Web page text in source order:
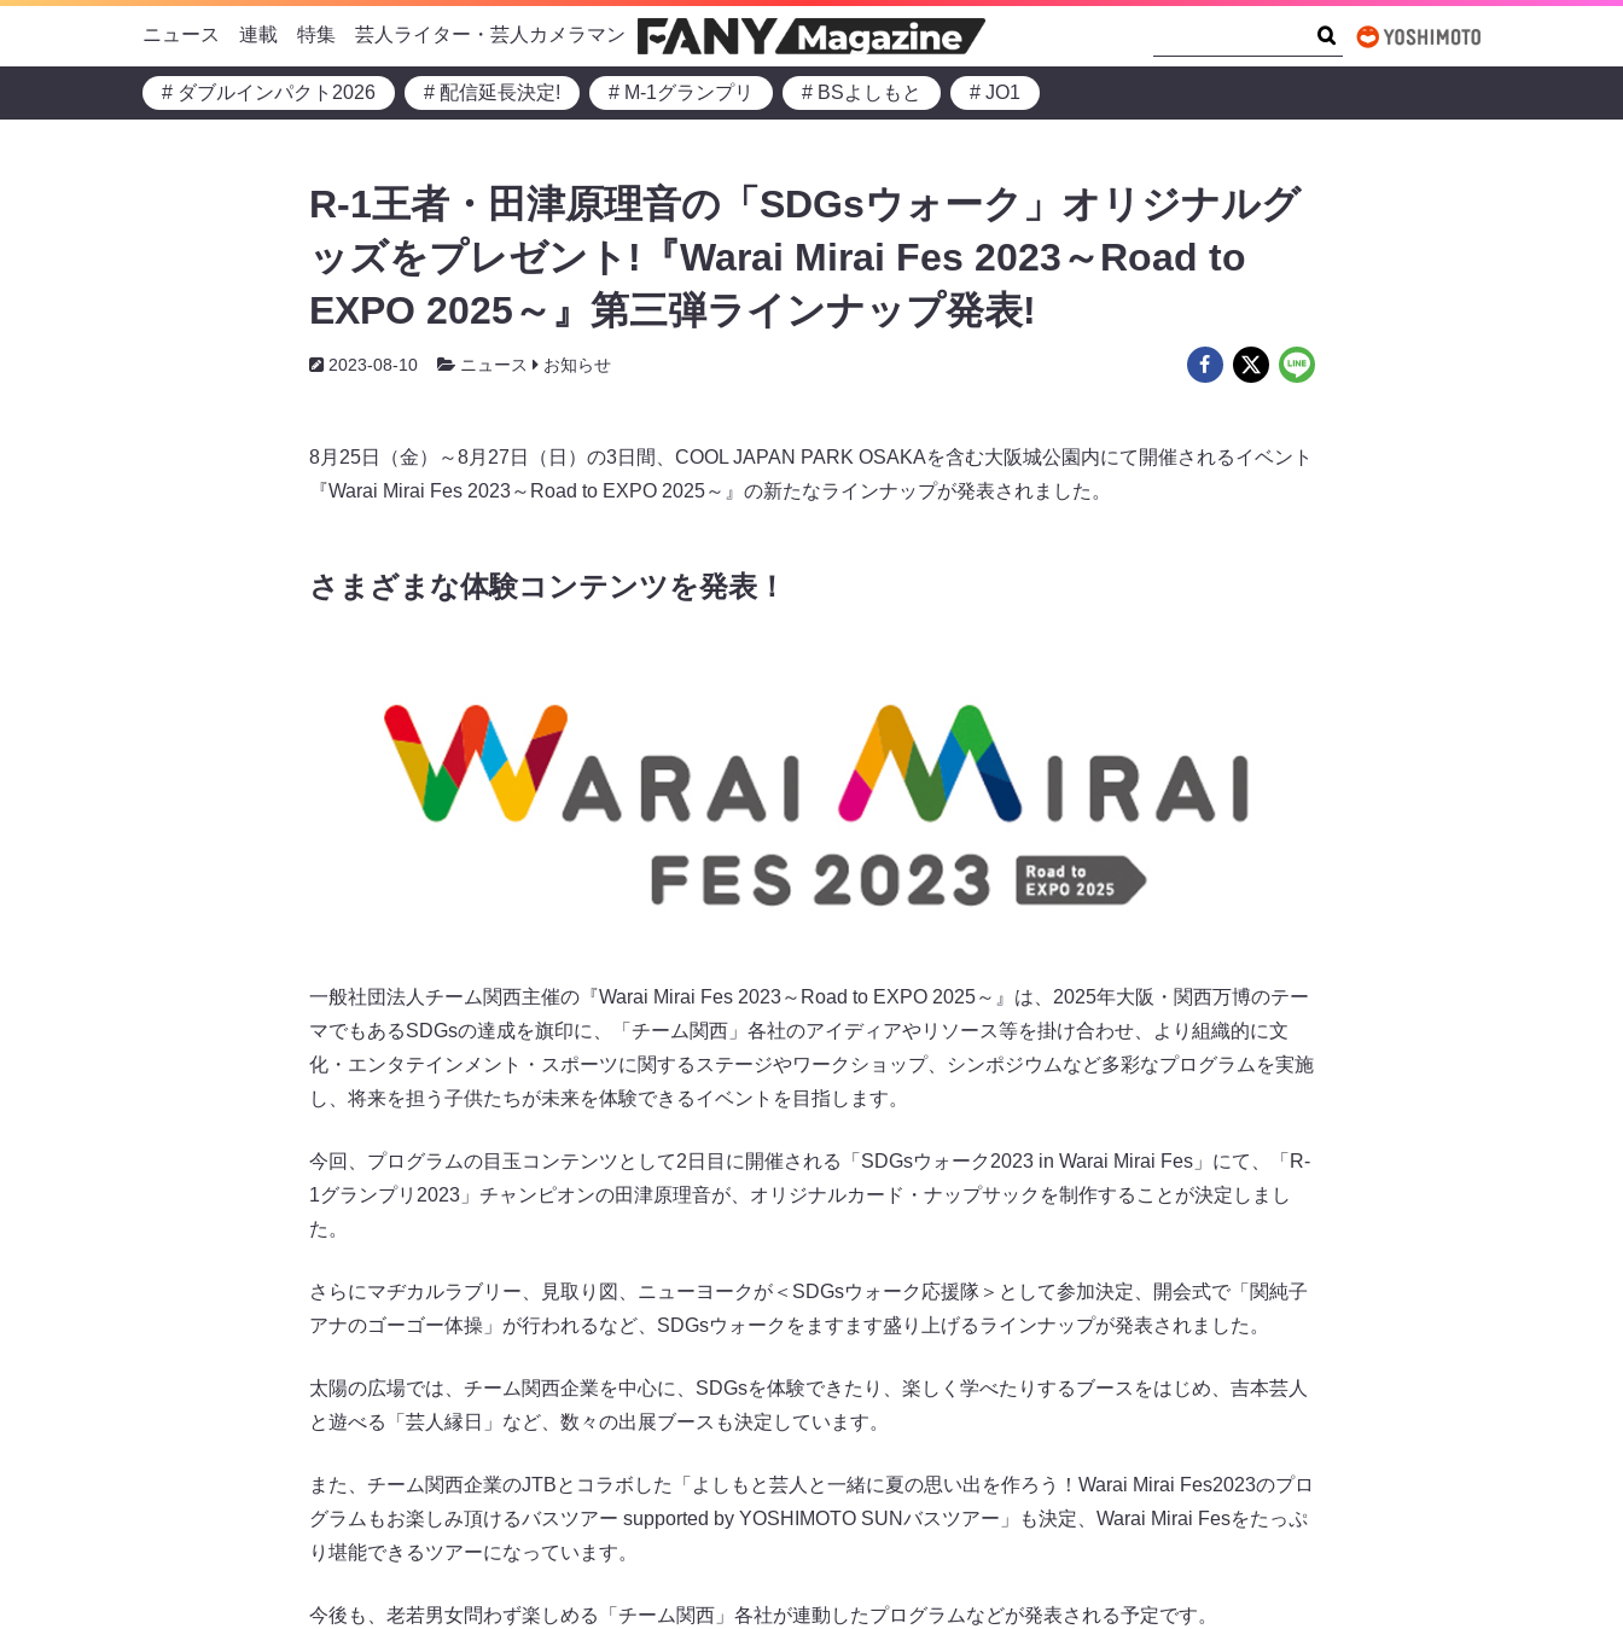
ニュース 連載 特集 芸人ライター・芸人カメラマン
# ダブルインパクト2026 # 配信延長決定! # M-1グランプリ # BSよしもと # JO1
R-1王者・田津原理音の「SDGsウォーク」オリジナルグ
ッズをプレゼント!『Warai Mirai Fes 2023～Road to
EXPO 2025～』第三弾ラインナップ発表!
2023-08-10 ニュース お知らせ
8月25日（金）～8月27日（日）の3日間、COOL JAPAN PARK OSAKAを含む大阪城公園内にて開催されるイベント
『Warai Mirai Fes 2023～Road to EXPO 2025～』の新たなラインナップが発表されました。
さまざまな体験コンテンツを発表！
一般社団法人チーム関西主催の『Warai Mirai Fes 2023～Road to EXPO 2025～』は、2025年大阪・関西万博のテー
マでもあるSDGsの達成を旗印に、「チーム関西」各社のアイディアやリソース等を掛け合わせ、より組織的に文
化・エンタテインメント・スポーツに関するステージやワークショップ、シンポジウムなど多彩なプログラムを実施
し、将来を担う子供たちが未来を体験できるイベントを目指します。
今回、プログラムの目玉コンテンツとして2日目に開催される「SDGsウォーク2023 in Warai Mirai Fes」にて、「R-
1グランプリ2023」チャンピオンの田津原理音が、オリジナルカード・ナップサックを制作することが決定しまし
た。
さらにマヂカルラブリー、見取り図、ニューヨークが＜SDGsウォーク応援隊＞として参加決定、開会式で「関純子
アナのゴーゴー体操」が行われるなど、SDGsウォークをますます盛り上げるラインナップが発表されました。
太陽の広場では、チーム関西企業を中心に、SDGsを体験できたり、楽しく学べたりするブースをはじめ、吉本芸人
と遊べる「芸人縁日」など、数々の出展ブースも決定しています。
また、チーム関西企業のJTBとコラボした「よしもと芸人と一緒に夏の思い出を作ろう！Warai Mirai Fes2023のプロ
グラムもお楽しみ頂けるバスツアー supported by YOSHIMOTO SUNバスツアー」も決定、Warai Mirai Fesをたっぷ
り堪能できるツアーになっています。
今後も、老若男女問わず楽しめる「チーム関西」各社が連動したプログラムなどが発表される予定です。